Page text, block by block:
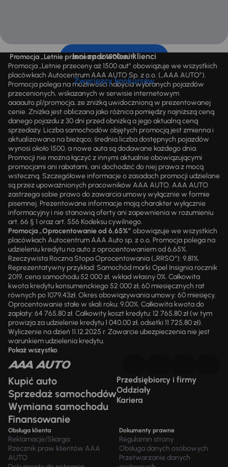
Inni zadowoleni klienci
Zwycięzcy konkursów
Promocja „Letnie przeceny aż 1500 aut”
Promocja „Letnie przeceny aż 1500 aut” obowiązuje we wszystkich
placówkach Autocentrum AAA AUTO Sp. z o.o. („AAA AUTO”).
Promocja polega na możliwości nabycia wybranych pojazdów
przecenionych, wskazanych w serwisie internetowym
aaaauto.pl/promocja, ze zniżką uwidocznioną w prezentowanej
cenie. Zniżka jest obliczana jako różnica pomiędzy najniższą ceną
danego pojazdu z 30 dni przed obniżką a jego aktualną ceną
sprzedaży. Liczba samochodów objętych promocją jest zmienna i
aktualizowana na bieżąco; średnia liczba dostępnych pojazdów
wynosi około 1500, a nowe auta są dodawane każdego dnia.
Promocji nie można łączyć z innymi aktualnie obowiązującymi
promocjami ani rabatami, ani dochodzić do niej prawa z mocą
wsteczną. Szczegółowe informacje o zasadach promocji udzielane
są przez upoważnionych pracowników AAA AUTO. AAA AUTO
zastrzega sobie prawo do zawarcia umowy wyłącznie w formie
pisemnej. Prezentowane informacje mają charakter wyłącznie
informacyjny i nie stanowią oferty ani zapewnienia w rozumieniu
art. 66 § 1 oraz art. 556 Kodeksu cywilnego.
Promocja „Oprocentowanie od 6,65%” obowiązuje we wszystkich
placówkach Autocentrum AAA Auto sp. z o.o. Promocja polega na
udzieleniu kredytu na auto z oprocentowaniem od 6,65%.
Rzeczywista Roczna Stopa Oprocentowania („RRSO“): 9,81%.
Reprezentatywny przykład: Samochód marki Opel Insignia rocznik
2019, cena samochodu 52 000 zł, wkład własny 0%. Całkowita
kwota kredytu konsumenckiego 52 000 zł, 60 miesięcznych rat
równych po 1079,43zł. Okres obowiązywania umowy: 60 miesięcy.
Oprocentowanie stałe w skali roku: 9,00%. Całkowita kwota do
zapłaty: 64 765,80 zł. Całkowity koszt kredytu: 12 765,80 zł (w tym
prowizja za udzielenie kredytu 1 040,00 zł, odsetki 11 725,80 zł).
Wyliczenie na dzień 11.12.2025 r. Zawarcie ubezpieczenia nie jest
warunkiem udzielenia kredytu.
Pokaż wszystko
Kupić auto
Sprzedaż samochodów
Wymiana samochodu
Finansowanie
Przedsiębiorcy i firmy
Oddziały
Kariera
Obsługa klienta
Reklamacje/Skarga
Rzecznik praw klientów AAA
AUTO
Dokumenty prawne
Regulamin strony
Obsługa danych osobowych
Przetwarzanie danych